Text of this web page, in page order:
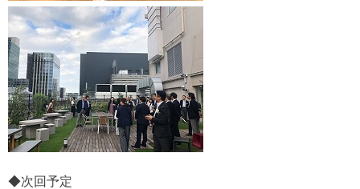
◆次回予定